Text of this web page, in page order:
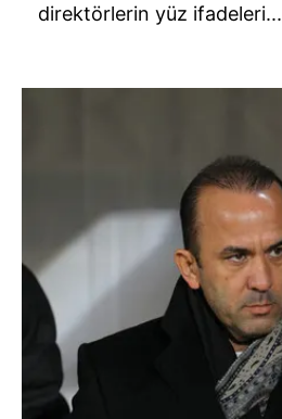
direktörlerin yüz ifadeleri...